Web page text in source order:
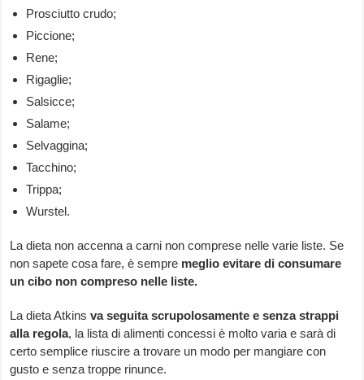
Prosciutto crudo;
Piccione;
Rene;
Rigaglie;
Salsicce;
Salame;
Selvaggina;
Tacchino;
Trippa;
Wurstel.
La dieta non accenna a carni non comprese nelle varie liste. Se
non sapete cosa fare, è sempre meglio evitare di consumare
un cibo non compreso nelle liste.
La dieta Atkinsva seguita scrupolosamente e senza strappi
alla regola, la lista di alimenti concessi è molto varia e sarà di
certo semplice riuscire a trovare un modo per mangiare con
gusto e senza troppe rinunce.